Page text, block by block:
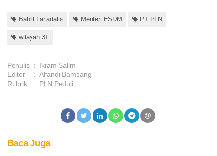
Bahlil Lahadalia Menteri ESDM PT PLN
wilayah 3T
Penulis :
Ikram Salim
Editor
: Alfandi Bambang
Rubrik
: PLN Peduli
Baca Juga